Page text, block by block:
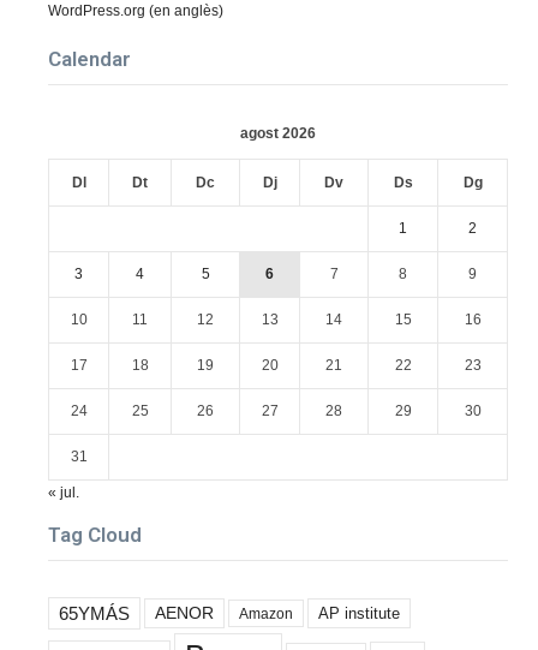
WordPress.org (en anglès)
Calendar
agost 2026
Dl Dt Dc Dj Dv Ds Dg
1 2
3 4 5 6 7 8 9
10 11 12 13 14 15 16
17 18 19 20 21 22 23
24 25 26 27 28 29 30
31
« jul.
Tag Cloud
65YMÁS AENOR Amazon AP institute